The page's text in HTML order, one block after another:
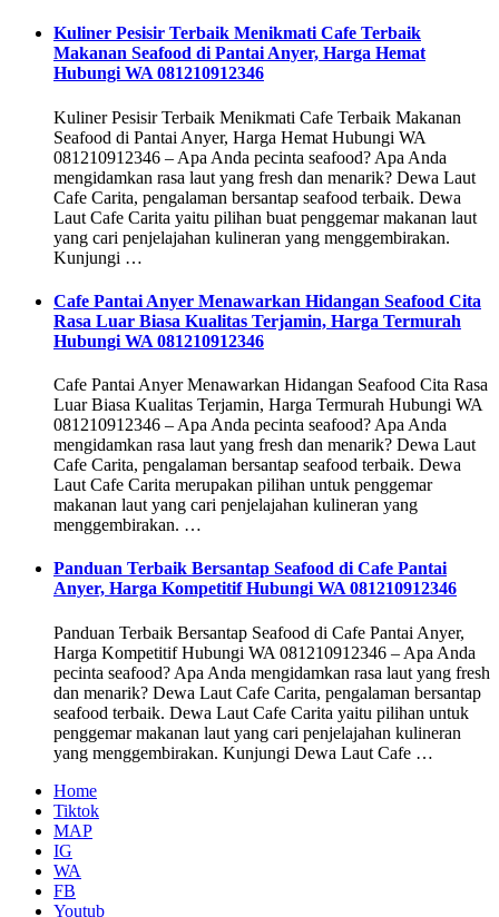
Kuliner Pesisir Terbaik Menikmati Cafe Terbaik
Makanan Seafood di Pantai Anyer, Harga Hemat
Hubungi WA 081210912346
Kuliner Pesisir Terbaik Menikmati Cafe Terbaik Makanan
Seafood di Pantai Anyer, Harga Hemat Hubungi WA
081210912346 – Apa Anda pecinta seafood? Apa Anda
mengidamkan rasa laut yang fresh dan menarik? Dewa Laut
Cafe Carita, pengalaman bersantap seafood terbaik. Dewa
Laut Cafe Carita yaitu pilihan buat penggemar makanan laut
yang cari penjelajahan kulineran yang menggembirakan.
Kunjungi …
Cafe Pantai Anyer Menawarkan Hidangan Seafood Cita
Rasa Luar Biasa Kualitas Terjamin, Harga Termurah
Hubungi WA 081210912346
Cafe Pantai Anyer Menawarkan Hidangan Seafood Cita Rasa
Luar Biasa Kualitas Terjamin, Harga Termurah Hubungi WA
081210912346 – Apa Anda pecinta seafood? Apa Anda
mengidamkan rasa laut yang fresh dan menarik? Dewa Laut
Cafe Carita, pengalaman bersantap seafood terbaik. Dewa
Laut Cafe Carita merupakan pilihan untuk penggemar
makanan laut yang cari penjelajahan kulineran yang
menggembirakan. …
Panduan Terbaik Bersantap Seafood di Cafe Pantai
Anyer, Harga Kompetitif Hubungi WA 081210912346
Panduan Terbaik Bersantap Seafood di Cafe Pantai Anyer,
Harga Kompetitif Hubungi WA 081210912346 – Apa Anda
pecinta seafood? Apa Anda mengidamkan rasa laut yang fresh
dan menarik? Dewa Laut Cafe Carita, pengalaman bersantap
seafood terbaik. Dewa Laut Cafe Carita yaitu pilihan untuk
penggemar makanan laut yang cari penjelajahan kulineran
yang menggembirakan. Kunjungi Dewa Laut Cafe …
Home
Tiktok
MAP
IG
WA
FB
Youtub